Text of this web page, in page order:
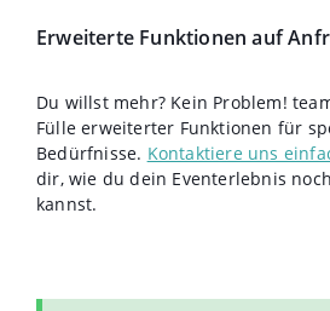
Erweiterte Funktionen auf
Du willst mehr? Kein Problem!
Fülle erweiterter Funktionen für
Bedürfnisse. Kontaktiere uns
dir, wie du dein Eventerlebnis
kannst.